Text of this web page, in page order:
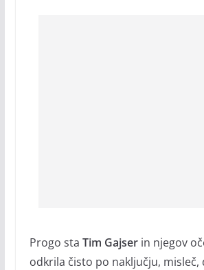
Progo sta Tim Gajserin njegov
odkrila čisto po naključju, misleč,